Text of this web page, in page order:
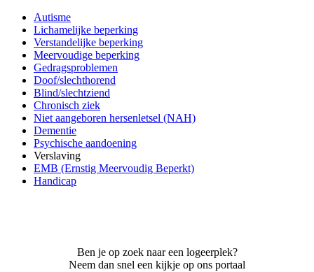
Autisme
Lichamelijke beperking
Verstandelijke beperking
Meervoudige beperking
Gedragsproblemen
Doof/slechthorend
Blind/slechtziend
Chronisch ziek
Niet aangeboren hersenletsel (NAH)
Dementie
Psychische aandoening
Verslaving
EMB (Ernstig Meervoudig Beperkt)
Handicap
Ben je op zoek naar een logeerplek?
Neem dan snel een kijkje op ons portaal